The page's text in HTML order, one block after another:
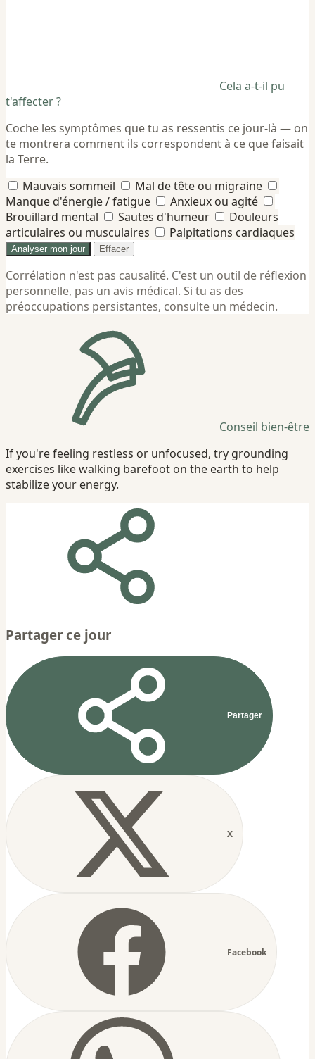
Cela a-t-il pu
t'affecter ?
Coche les symptômes que tu as ressentis ce jour-là — on
te montrera comment ils correspondent à ce que faisait
la Terre.
Mauvais sommeil
Mal de tête ou migraine
Manque d'énergie / fatigue
Anxieux ou agité
Brouillard mental
Sautes d'humeur
Douleurs
articulaires ou musculaires
Palpitations cardiaques
Analyser mon jour Effacer
Corrélation n'est pas causalité. C'est un outil de réflexion
personnelle, pas un avis médical. Si tu as des
préoccupations persistantes, consulte un médecin.
Conseil bien-être
If you're feeling restless or unfocused, try grounding
exercises like walking barefoot on the earth to help
stabilize your energy.
Partager ce jour
Partager
X
Facebook